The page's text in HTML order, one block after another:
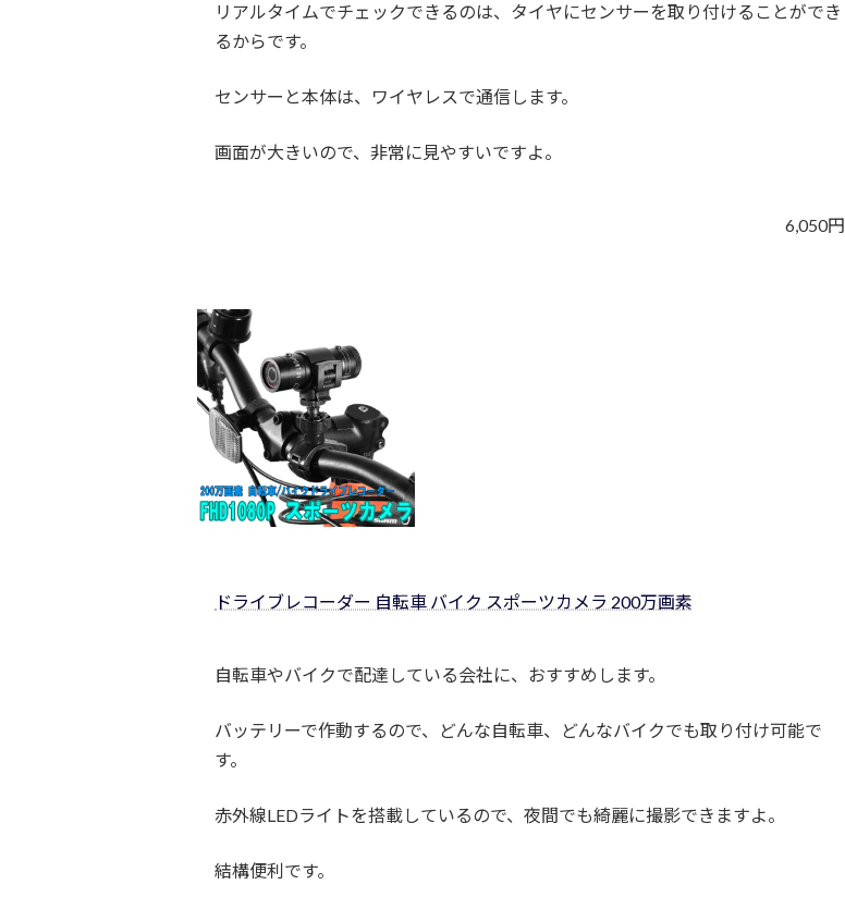
リアルタイムでチェックできるのは、タイヤにセンサーを取り付けることができ
るからです。
センサーと本体は、ワイヤレスで通信します。
画面が大きいので、非常に見やすいですよ。
6,050円
ドライブレコーダー 自転車 バイク スポーツカメラ 200万画素
自転車やバイクで配達している会社に、おすすめします。
バッテリーで作動するので、どんな自転車、どんなバイクでも取り付け可能で
す。
赤外線LEDライトを搭載しているので、夜間でも綺麗に撮影できますよ。
結構便利です。